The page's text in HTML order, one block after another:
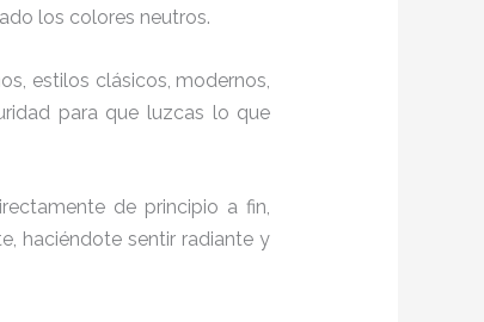
los colores neutros.
estilos clásicos, modernos,
para que luzcas lo que
de principio a fin,
haciéndote sentir radiante y